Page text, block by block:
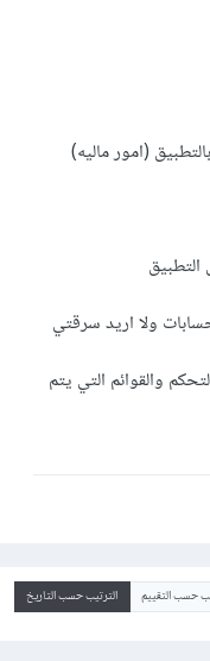
(امور ماليه)
ولا اريد سرقتي
والقوائم التي يتم
حسب التقييم الترتيب حسب التاريخ